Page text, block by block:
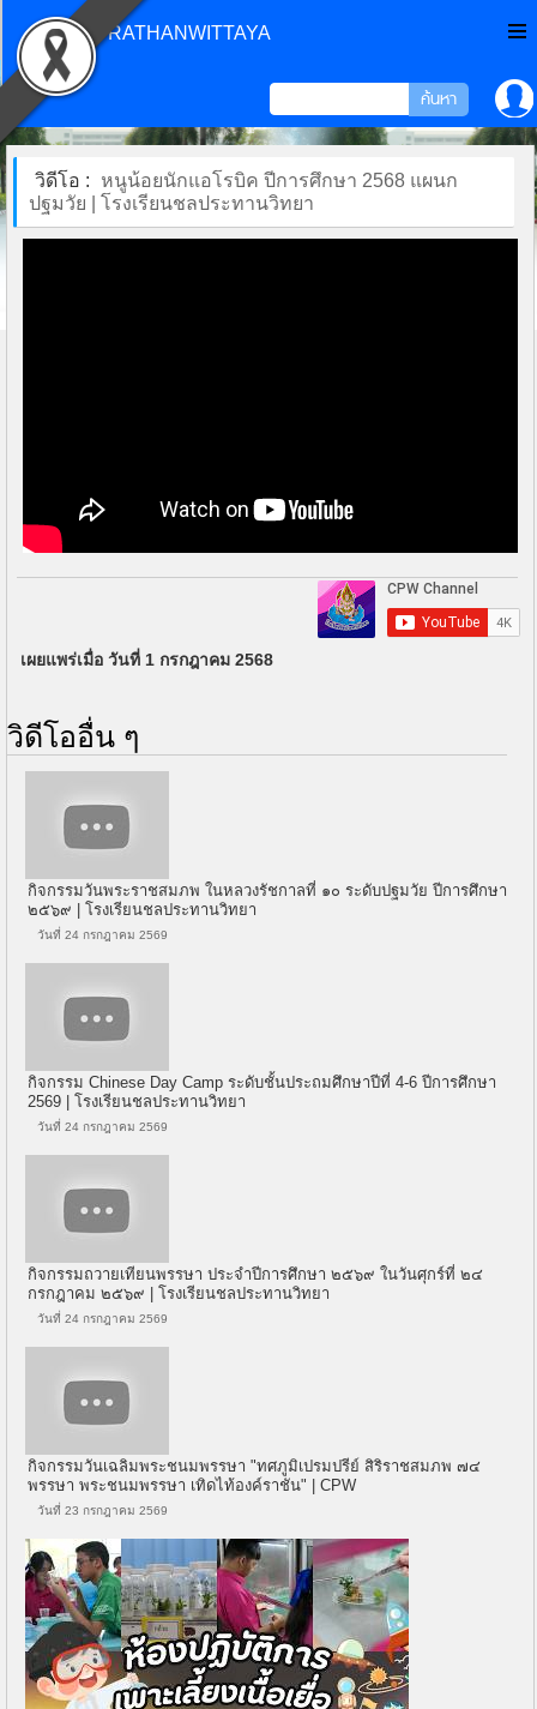
CHONPRATHANWITTAYA
วิดีโอ :
หนูน้อยนักแอโรบิค ปีการศึกษา 2568 แผนก
ปฐมวัย | โรงเรียนชลประทานวิทยา
เผยแพร่เมื่อ วันที่ 1 กรกฎาคม 2568
วิดีโออื่น ๆ
กิจกรรมวันพระราชสมภพ ในหลวงรัชกาลที่ ๑๐ ระดับปฐมวัย ปีการศึกษา
๒๕๖๙ | โรงเรียนชลประทานวิทยา
วันที่ 24 กรกฎาคม 2569
กิจกรรม Chinese Day Camp ระดับชั้นประถมศึกษาปีที่ 4-6 ปีการศึกษา
2569 | โรงเรียนชลประทานวิทยา
วันที่ 24 กรกฎาคม 2569
กิจกรรมถวายเทียนพรรษา ประจำปีการศึกษา ๒๕๖๙ ในวันศุกร์ที่ ๒๔
กรกฎาคม ๒๕๖๙ | โรงเรียนชลประทานวิทยา
วันที่ 24 กรกฎาคม 2569
กิจกรรมวันเฉลิมพระชนมพรรษา "ทศภูมิเปรมปรีย์ สิริราชสมภพ ๗๔
พรรษา พระชนมพรรษา เทิดไท้องค์ราชัน" | CPW
วันที่ 23 กรกฎาคม 2569